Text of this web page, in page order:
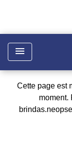
menu
Cette page est
moment.